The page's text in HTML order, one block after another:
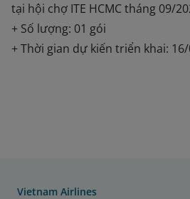
tại hội chợ ITE HCMC tháng 09/
+ Số lượng: 01 gói
+ Thời gian dự kiến triển khai:
Vietnam Airlines